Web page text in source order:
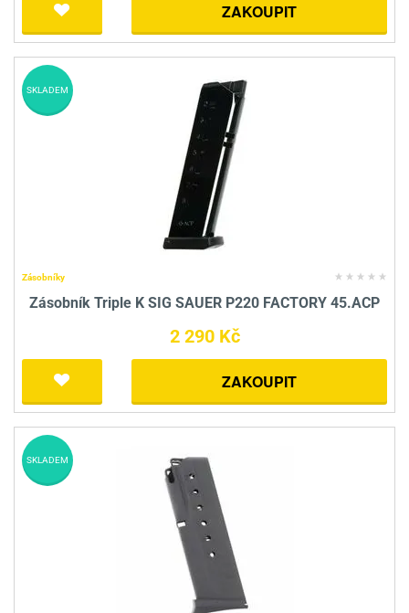
ZAKOUPIT
Zásobníky
Zásobník Triple K SIG SAUER P220 FACTORY 45.ACP
2 290 Kč
ZAKOUPIT
SKLADEM
SKLADEM